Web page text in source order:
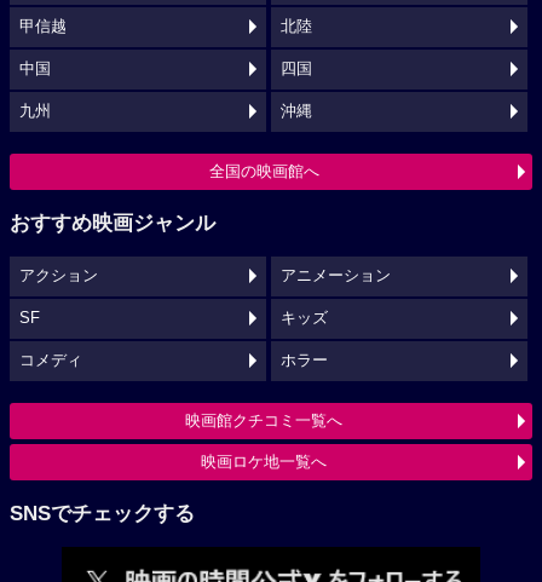
甲信越 北陸
中国 四国
九州 沖縄
全国の映画館へ
おすすめ映画ジャンル
アクション アニメーション
SF キッズ
コメディ ホラー
映画館クチコミ一覧へ
映画ロケ地一覧へ
SNSでチェックする